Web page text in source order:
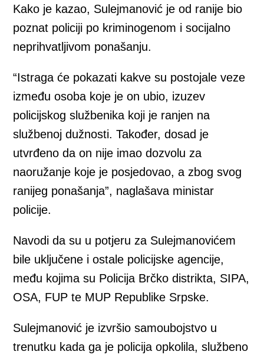
Kako je kazao, Sulejmanović je od ranije bio
poznat policiji po kriminogenom i socijalno
neprihvatljivom ponašanju.
“Istraga će pokazati kakve su postojale veze
između osoba koje je on ubio, izuzev
policijskog službenika koji je ranjen na
službenoj dužnosti. Također, dosad je
utvrđeno da on nije imao dozvolu za
naoružanje koje je posjedovao, a zbog svog
ranijeg ponašanja”, naglašava ministar
policije.
Navodi da su u potjeru za Sulejmanovićem
bile uključene i ostale policijske agencije,
među kojima su Policija Brčko distrikta, SIPA,
OSA, FUP te MUP Republike Srpske.
Sulejmanović je izvršio samoubojstvo u
trenutku kada ga je policija opkolila, službeno